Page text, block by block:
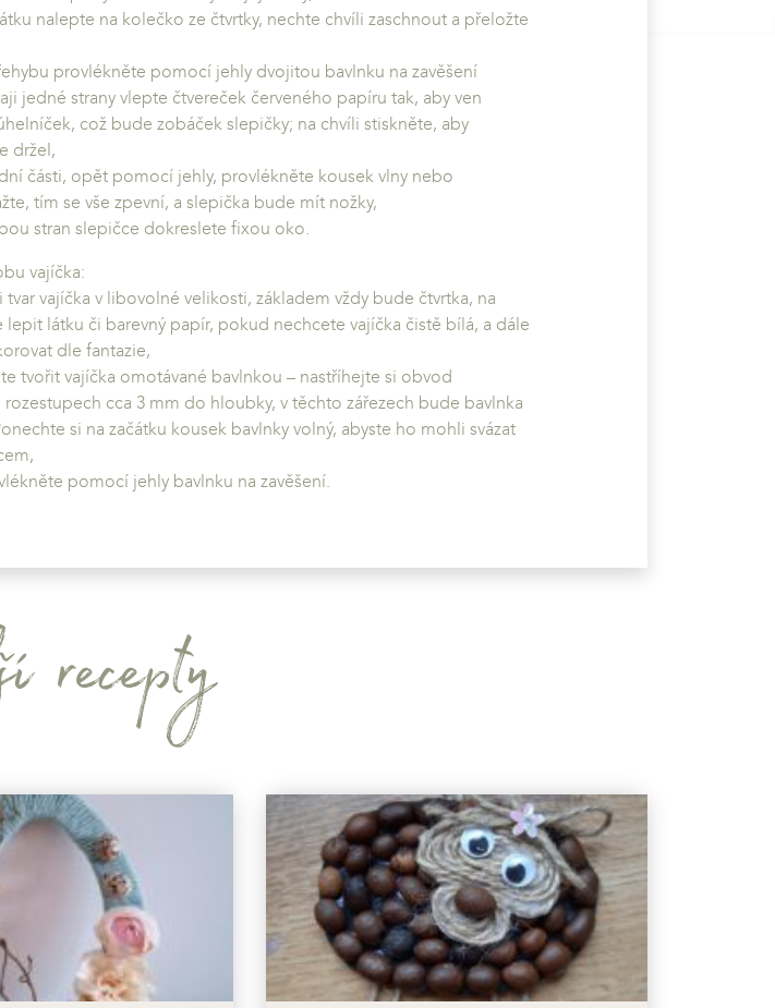
nalepte na kolečko ze čtvrtky, nechte chvíli zaschnout a přeložte
provlékněte pomocí jehly dvojitou bavlnku na zavěšení
jedné strany vlepte čtvereček červeného papíru tak, aby ven
což bude zobáček slepičky; na chvíli stiskněte, aby
držel,
části, opět pomocí jehly, provlékněte kousek vlny nebo
tím se vše zpevní, a slepička bude mít nožky,
stran slepičce dokreslete fixou oko.
vajíčka:
tvar vajíčka v libovolné velikosti, základem vždy bude čtvrtka, na
lepit látku či barevný papír, pokud nechcete vajíčka čistě bílá, a dále
dle fantazie,
tvořit vajíčka omotávané bavlnkou – nastříhejte si obvod
rozestupech cca 3 mm do hloubky, v těchto zářezech bude bavlnka
si na začátku kousek bavlnky volný, abyste ho mohli svázat
pomocí jehly bavlnku na zavěšení.